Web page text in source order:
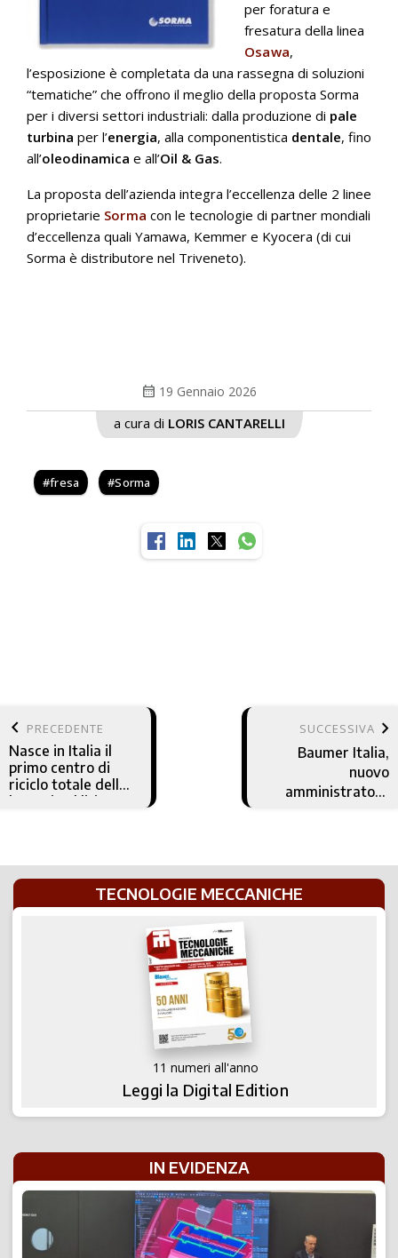
per foratura e
fresatura della linea
Osawa,
l’esposizione è completata da una rassegna di soluzioni
“tematiche” che offrono il meglio della proposta Sorma
per i diversi settori industriali: dalla produzione di pale
turbina per l’energia, alla componentistica dentale, fino
all’oleodinamica e all’Oil & Gas.
La proposta dell’azienda integra l’eccellenza delle 2 linee
proprietarie Sorma con le tecnologie di partner mondiali
d’eccellenza quali Yamawa, Kemmer e Kyocera (di cui
Sorma è distributore nel Triveneto).
calendar_month 19 Gennaio 2026
a cura di LORIS CANTARELLI
fresa Sorma
keyboard_arrow_left PRECEDENTE
Nasce in Italia il
primo centro di
riciclo totale delle
batterie al litio
SUCCESSIVA keyboard_arrow_right
Baumer Italia,
nuovo
amministratore
TECNOLOGIE MECCANICHE
11 numeri all'anno
Leggi la Digital Edition
IN EVIDENZA